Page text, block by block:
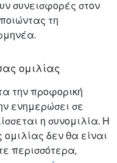
συνεισφορές στον
τη
ομιλίας
την προφορική
ενημερώσει σε
η συνομιλία. Η
δεν θα είναι
περισσότερα,